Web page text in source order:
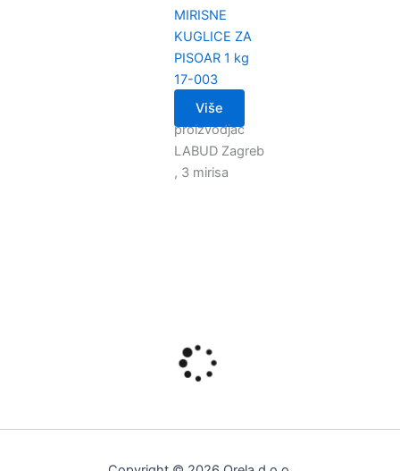
MIRISNE
KUGLICE ZA
PISOAR 1 kg
17-003
Više
proizvodjac
LABUD Zagreb
, 3 mirisa